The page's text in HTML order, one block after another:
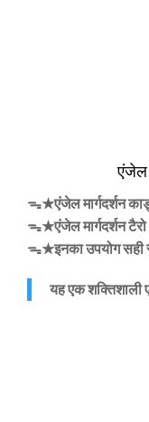
एंजेल
ᯓ★एंजेल मार्गदर्शन
ᯓ★एंजेल मार्गदर्शन
ᯓ★इनका उपयोग
यह एक शक्तिशाली